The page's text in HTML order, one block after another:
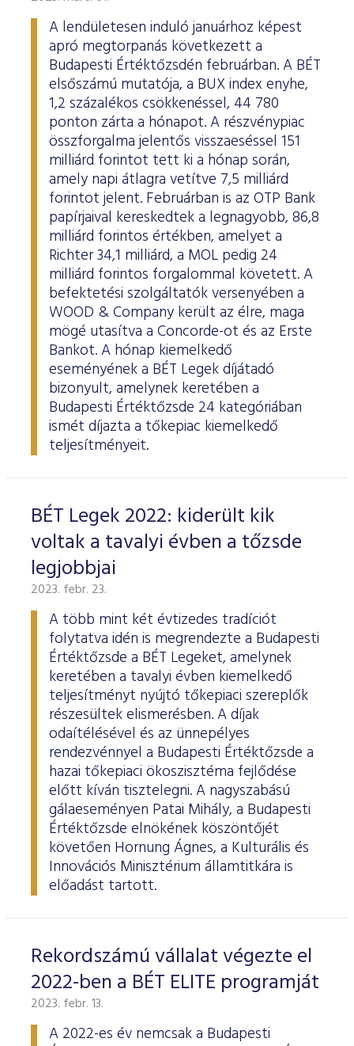
A lendületesen induló januárhoz képest
apró megtorpanás következett a
Budapesti Értéktőzsdén februárban. A BÉT
elsőszámú mutatója, a BUX index enyhe,
1,2 százalékos csökkenéssel, 44 780
ponton zárta a hónapot. A részvénypiac
összforgalma jelentős visszaeséssel 151
milliárd forintot tett ki a hónap során,
amely napi átlagra vetítve 7,5 milliárd
forintot jelent. Februárban is az OTP Bank
papírjaival kereskedtek a legnagyobb, 86,8
milliárd forintos értékben, amelyet a
Richter 34,1 milliárd, a MOL pedig 24
milliárd forintos forgalommal követett. A
befektetési szolgáltatók versenyében a
WOOD & Company került az élre, maga
mögé utasítva a Concorde-ot és az Erste
Bankot. A hónap kiemelkedő
eseményének a BÉT Legek díjátadó
bizonyult, amelynek keretében a
Budapesti Értéktőzsde 24 kategóriában
ismét díjazta a tőkepiac kiemelkedő
teljesítményeit.
BÉT Legek 2022: kiderült kik
voltak a tavalyi évben a tőzsde
legjobbjai
2023. febr. 23.
A több mint két évtizedes tradíciót
folytatva idén is megrendezte a Budapesti
Értéktőzsde a BÉT Legeket, amelynek
keretében a tavalyi évben kiemelkedő
teljesítményt nyújtó tőkepiaci szereplők
részesültek elismerésben. A díjak
odaítélésével és az ünnepélyes
rendezvénnyel a Budapesti Értéktőzsde a
hazai tőkepiaci ökoszisztéma fejlődése
előtt kíván tisztelegni. A nagyszabású
gálaeseményen Patai Mihály, a Budapesti
Értéktőzsde elnökének köszöntőjét
követően Hornung Ágnes, a Kulturális és
Innovációs Minisztérium államtitkára is
előadást tartott.
Rekordszámú vállalat végezte el
2022-ben a BÉT ELITE programját
2023. febr. 13.
A 2022-es év nemcsak a Budapesti